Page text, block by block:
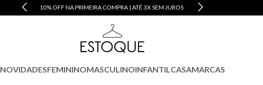
10% OFF NA PRIMEIRA COMPRA | ATÉ 3X SEM JUROS
NOVIDADESFEMININOMASCULINOINFANTILCASAMARCAS